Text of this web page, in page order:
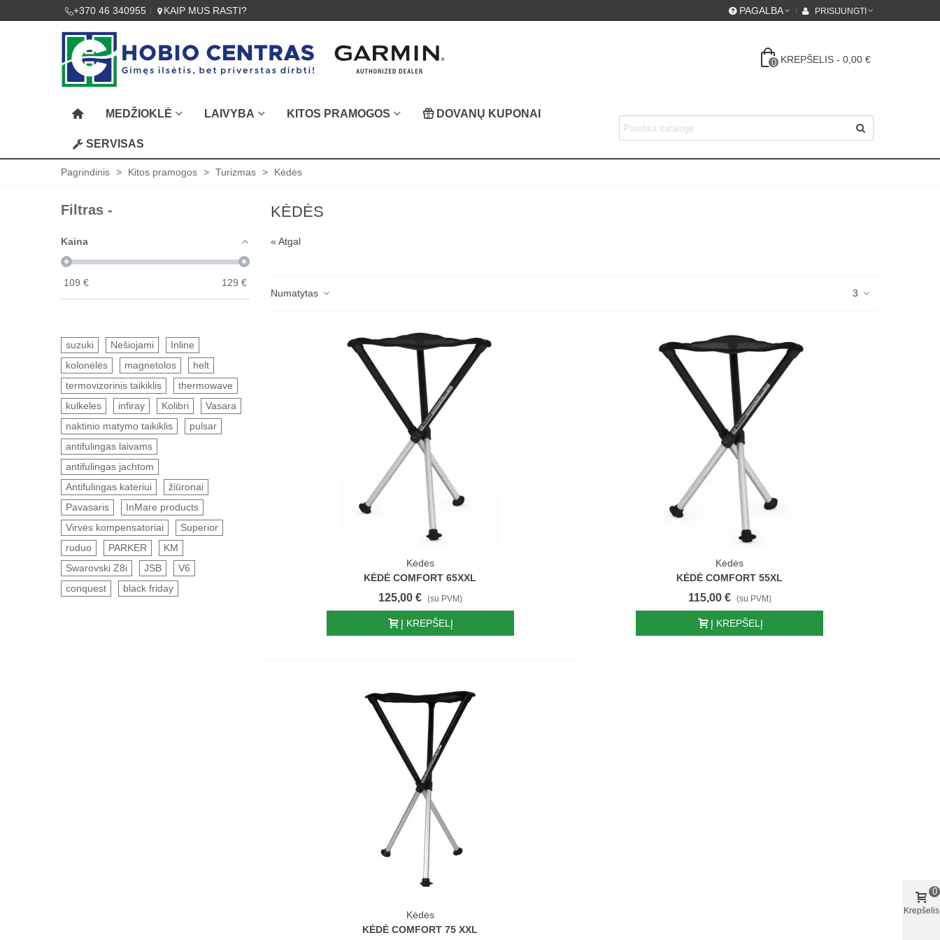
+370 46 340955 KAIP MUS RASTI? PAGALBA PRISIJUNGTI
0 KREPŠELIS - 0,00 €
MEDŽIOKLĖ LAIVYBA KITOS PRAMOGOS DOVANŲ KUPONAI
SERVISAS
Pagrindinis > Kitos pramogos > Turizmas > Kėdės
Filtras -
Kaina
109 € 129 €
suzuki Nešiojami
Inline
kolonėlės
magnetolos
helt
termovizorinis taikiklis
thermowave
kulkeles
infiray Kolibri
Vasara
naktinio matymo taikiklis
pulsar
antifulingas laivams
antifulingas jachtom
Antifulingas kateriui
žiūronai
Pavasaris
InMare products
Virvės kompensatoriai
Superior
ruduo
PARKER
KM
Swarovski Z8i
JSB
V6
conquest
black friday
KĖDĖS
« Atgal
Numatytas 3
Kėdės
KĖDĖ COMFORT 65XXL
125,00 € (su PVM)
Į KREPŠELĮ
Kėdės
KĖDĖ COMFORT 55XL
115,00 € (su PVM)
Į KREPŠELĮ
Kėdės
KĖDĖ COMFORT 75 XXL
Krepšelis
0